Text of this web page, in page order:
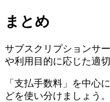
まとめ
サブスクリプションサ
や利用目的に応じた適
「支払手数料」を中心
どを使い分けましょう。